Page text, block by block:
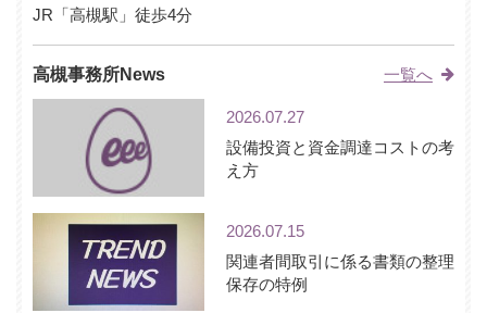
JR「高槻駅」徒歩4分
高槻事務所News 一覧へ
2026.07.27
設備投資と資金調達コストの考
え方
2026.07.15
関連者間取引に係る書類の整理
保存の特例